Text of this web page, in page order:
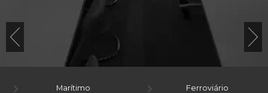
Marítimo Ferroviário